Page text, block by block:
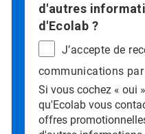
d'autres
d'Ecolab ?
J’accepte de
communications par
Si vous cochez « oui
qu'Ecolab vous
offres